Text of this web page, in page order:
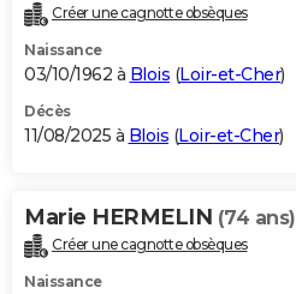
Créer une cagnotte obsèques
Naissance
03/10/1962 à Blois (Loir-et-Cher)
Décès
11/08/2025 à Blois (Loir-et-Cher)
Marie HERMELIN (74 ans)
Créer une cagnotte obsèques
Naissance